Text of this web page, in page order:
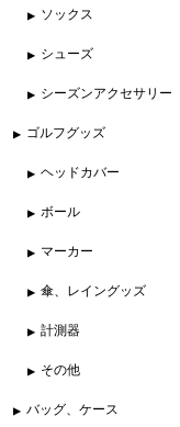
ソックス
シューズ
シーズンアクセサリー
ゴルフグッズ
ヘッドカバー
ボール
マーカー
傘、レイングッズ
計測器
その他
バッグ、ケース